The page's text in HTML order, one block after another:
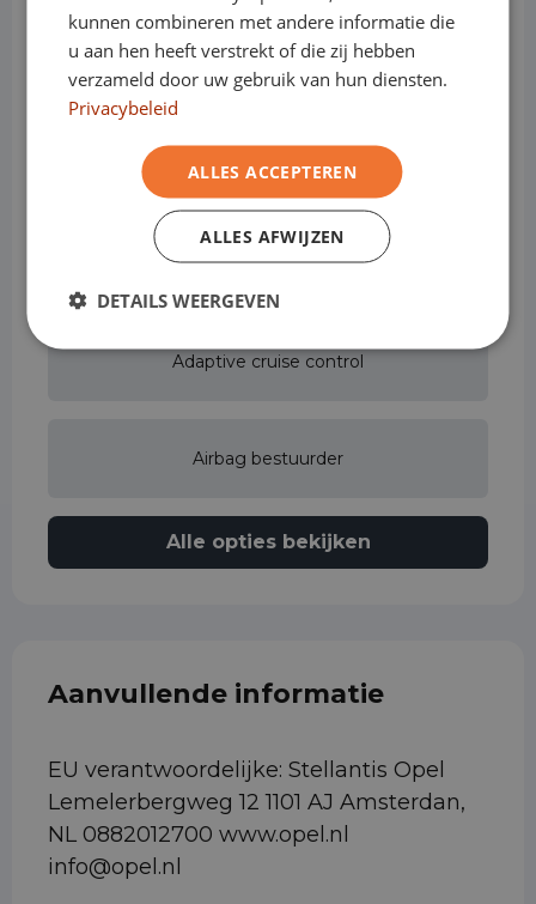
Achterbank in delen neerklapbaar
Achteruitrijcamera
Actieve rijstrookassistent
Adaptive cruise control
Airbag bestuurder
Alle opties bekijken
Aanvullende informatie
EU verantwoordelijke: Stellantis Opel
Lemelerbergweg 12 1101 AJ Amsterdan,
NL 0882012700 www.opel.nl
info@opel.nl
kunnen combineren met andere informatie die
u aan hen heeft verstrekt of die zij hebben
verzameld door uw gebruik van hun diensten.
Privacybeleid
ALLES ACCEPTEREN
ALLES AFWIJZEN
DETAILS WEERGEVEN